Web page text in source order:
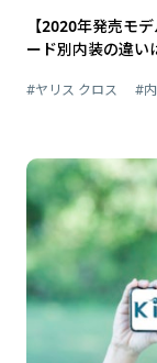
【2020年発売モ
ード別内装の違い
#ヤリス クロス #